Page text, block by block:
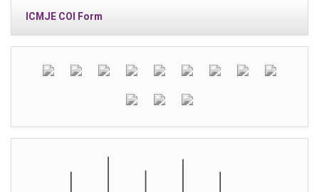
ICMJE COI Form